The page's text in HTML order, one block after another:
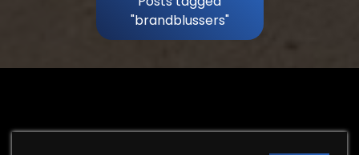
"brandblussers"